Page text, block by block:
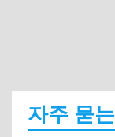
자주 묻